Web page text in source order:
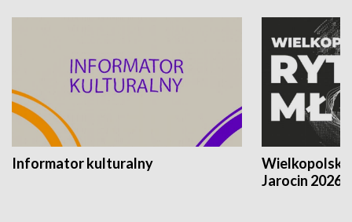
Informator kulturalny
Jarocin 2026